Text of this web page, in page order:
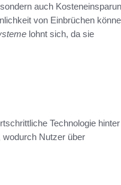
auch
von Einbrüchen
lohnt sich, da sie
Technologie hinter
wodurch Nutzer über